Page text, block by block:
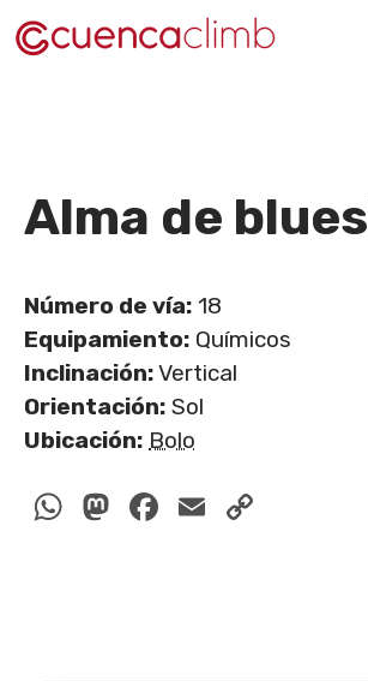
Saltar
al
Alma de blues
Número de vía: 18
Equipamiento: Químicos
Inclinación:Vertical
Orientación: Sol
Ubicación: Bolo
WhatsApp
Mastodon
Facebook
Email